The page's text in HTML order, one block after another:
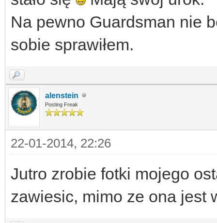
Na pewno Guardsman nie
sobie sprawiłem.
alenstein
Posting Freak
22-01-2014, 22:26
Jutro zrobie fotki mojego
zawiesic, mimo ze ona jest